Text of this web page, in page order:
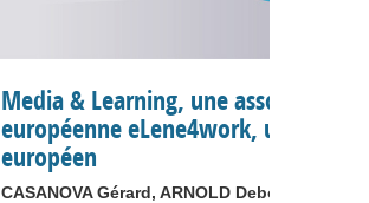
Media & Learning, une association
européenne eLene4work, un projet
européen
CASANOVA Gérard, ARNOLD Deborah